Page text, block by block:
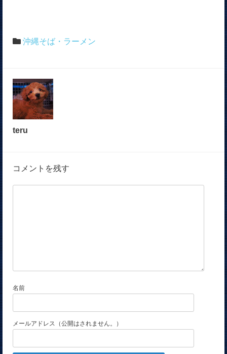
沖縄そば・ラーメン
teru
コメントを残す
名前
メールアドレス（公開はされません。）